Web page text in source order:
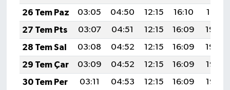
26 Tem Paz
03:05 04:50 12:15 16:10
19:31
27 Tem Pts
03:07 04:51 12:15 16:09
19:30
28 Tem Sal
03:08 04:52 12:15 16:09
19:29
29 Tem Çar
03:09 04:52 12:15 16:09
19:28
30 Tem Per
03:11 04:53 12:15 16:09
19:27